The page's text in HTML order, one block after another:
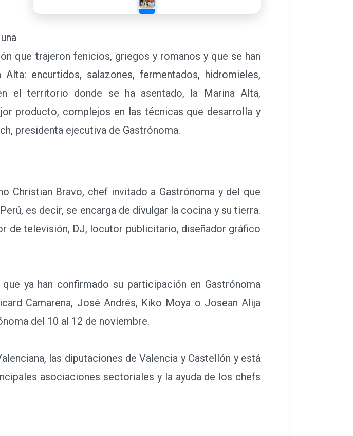
que trajeron fenicios, griegos y romanos y que se han
encurtidos, salazones, fermentados, hidromieles,
el territorio donde se ha asentado, la Marina Alta,
producto, complejos en las técnicas que desarrolla y
presidenta ejecutiva de Gastrónoma.
Bravo, chef invitado a Gastrónoma y del que
es decir, se encarga de divulgar la cocina y su tierra.
de televisión, DJ, locutor publicitario, diseñador gráfico
ya han confirmado su participación en Gastrónoma
Camarena, José Andrés, Kiko Moya o Josean Alija
del 10 al 12 de noviembre.
las diputaciones de Valencia y Castellón y está
asociaciones sectoriales y la ayuda de los chefs